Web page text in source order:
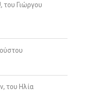
του Γιώργου
του Ηλία